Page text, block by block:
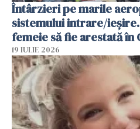
Întârzieri pe marile
sistemului intrare/ieșire.
femeie să fie arestată în
19 IULIE 2026